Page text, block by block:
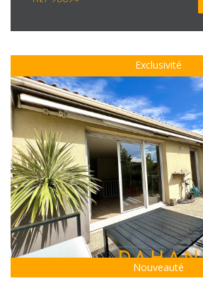
Sous Compromis
Exclusivité
Nouveauté